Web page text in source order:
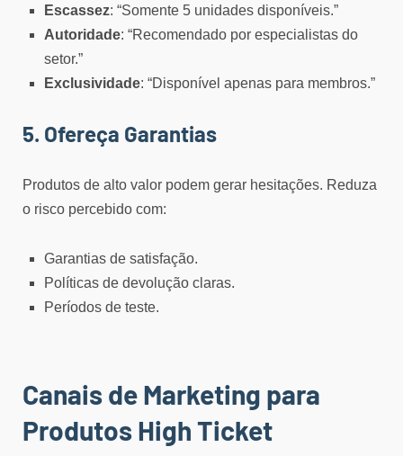
Escassez: “Somente 5 unidades disponíveis.”
Autoridade: “Recomendado por especialistas do
setor.”
Exclusividade: “Disponível apenas para membros.”
5. Ofereça Garantias
Produtos de alto valor podem gerar hesitações. Reduza
o risco percebido com:
Garantias de satisfação.
Políticas de devolução claras.
Períodos de teste.
Canais de Marketing para
Produtos High Ticket